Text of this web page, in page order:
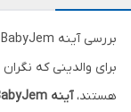
بررسی آینه BabyJem – انتخابی هوشمند از فروشگاه
برای والدینی که
هستند،آینه BabyJem